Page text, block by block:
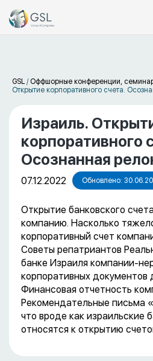
GSL / Оффшорные конференции,
Открытие корпоративного счета.
Израиль.
корпоративного
Осознанная
07.12.2022 Обновлено:
Открытие банковского
компанию. Насколько
корпоративный счет
Советы репатриантов
банке Израиля компании-
корпоративных документов
Финансовая отчетность
Рекомендательные письма
что вроде как израильские
относятся к открытию